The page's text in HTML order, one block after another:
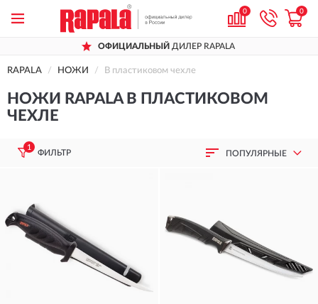
0 0
ОФИЦИАЛЬНЫЙ ДИЛЕР RAPALA
RAPALA НОЖИ В пластиковом чехле
НОЖИ RAPALA В ПЛАСТИКОВОМ
ЧЕХЛЕ
1
ФИЛЬТР ПОПУЛЯРНЫЕ